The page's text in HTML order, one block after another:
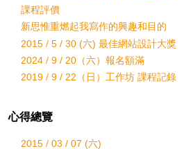
課程評價
新思惟重燃起我寫作的興趣和目的
2015 / 5 / 30 (六) 最佳網站設計大獎
2024 / 9 / 20（六）報名額滿
2019 / 9 / 22（日）工作坊 課程記錄
心得總覽
2015 / 03 / 07 (六)